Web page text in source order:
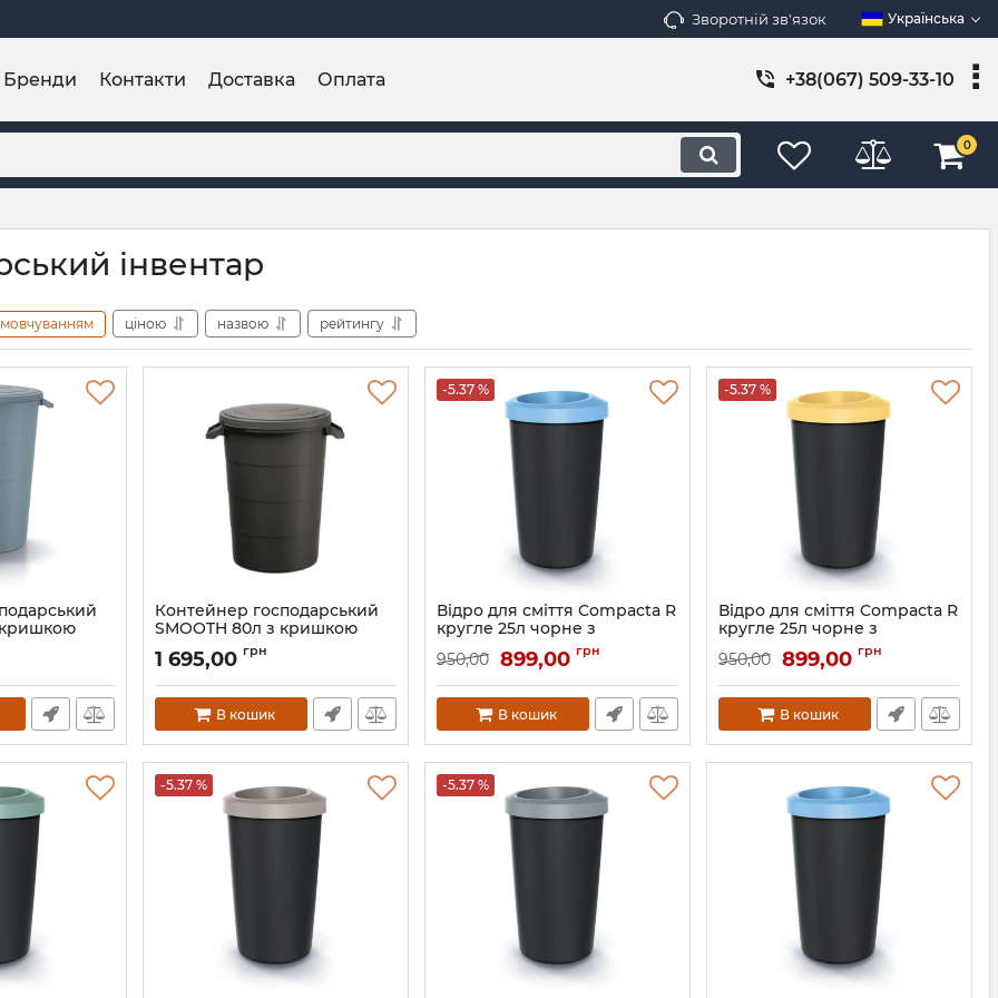
Зворотній зв'язок Українська
Бренди Контакти Доставка Оплата +38(067) 509-33-10
0
інвентар
ціною назвою рейтингу
кришкою
Контейнер господарський
SMOOTH 80л з кришкою
Артикул: 63346-411
1 695,00 грн
В кошик
-5.37 %
Відро для сміття Compacta R
кругле 25л чорне з
відкритою кришкою
Блакитний обідок
Артикул: 61038-2717
950,00 899,00 грн
В кошик
-5.37 %
Відро для сміття Compacta R
кругле 25л чорне з
відкритою кришкою Жовтий
обідок
Артикул: 61038-1215
950,00 899,00 грн
В кошик
-5.37 % -5.37 %